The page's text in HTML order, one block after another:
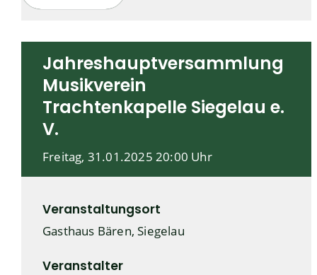
Jahreshauptversammlung
Musikverein
Trachtenkapelle Siegelau e.
V.
Freitag, 31.01.2025 20:00 Uhr
Veranstaltungsort
Gasthaus Bären, Siegelau
Veranstalter